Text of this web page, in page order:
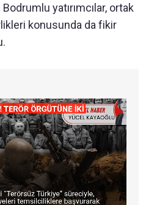
yatırımcılar, ortak
konusunda da fikir